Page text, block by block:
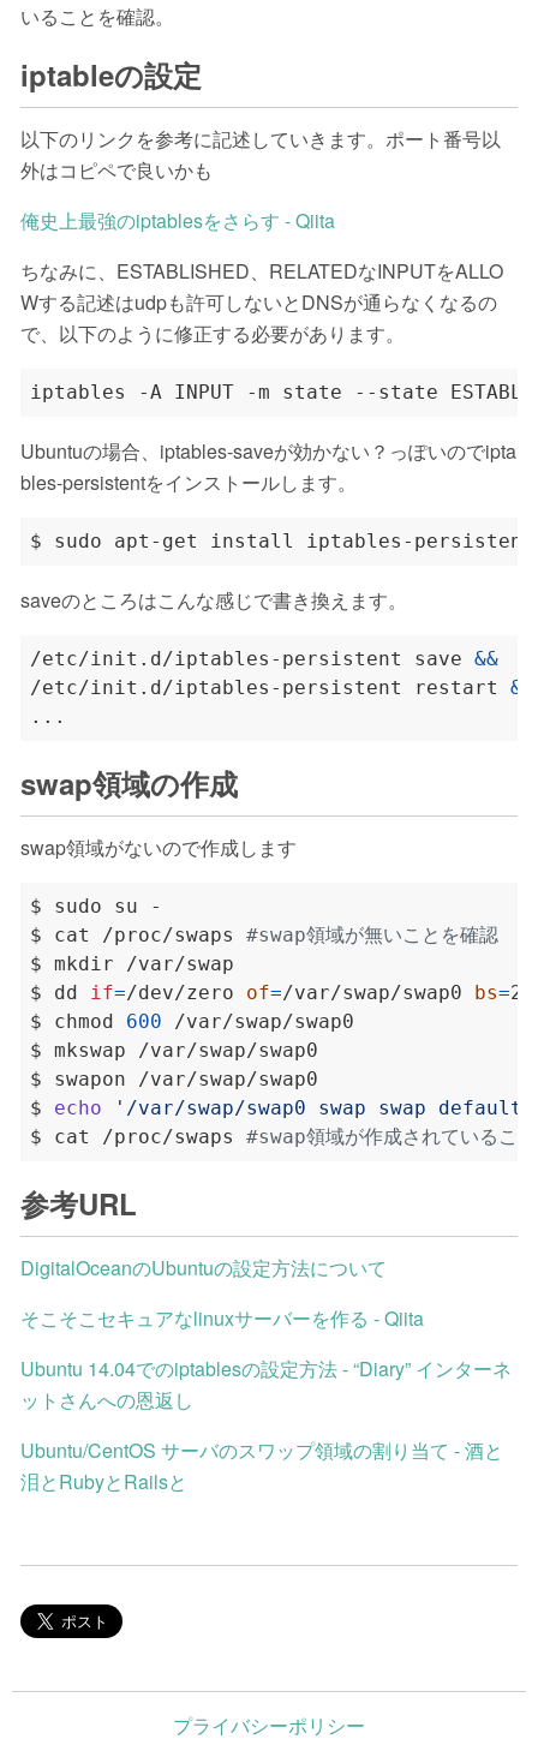
いることを確認。
iptableの設定
以下のリンクを参考に記述していきます。ポート番号以
外はコピペで良いかも
俺史上最強のiptablesをさらす - Qiita
ちなみに、ESTABLISHED、RELATEDなINPUTをALLO
Wする記述はudpも許可しないとDNSが通らなくなるの
で、以下のように修正する必要があります。
Ubuntuの場合、iptables-saveが効かない？っぽいのでipta
bles-persistentをインストールします。
saveのところはこんな感じで書き換えます。
/etc/init.d/iptables-persistent save &&
/etc/init.d/iptables-persistent restart &&
swap領域の作成
swap領域がないので作成します
$ cat /proc/swaps #swap領域が無いことを確認
$ dd if=/dev/zero of=/var/swap/swap0 bs=
$ chmod 600
$ echo
'/var/swap/swap0 swap swap
$ cat /proc/swaps #swap領域が作成されているこ
参考URL
DigitalOceanのUbuntuの設定方法について
そこそこセキュアなlinuxサーバーを作る - Qiita
Ubuntu 14.04でのiptablesの設定方法 - “Diary” インターネ
ットさんへの恩返し
Ubuntu/CentOS サーバのスワップ領域の割り当て - 酒と
泪とRubyとRailsと
プライバシーポリシー